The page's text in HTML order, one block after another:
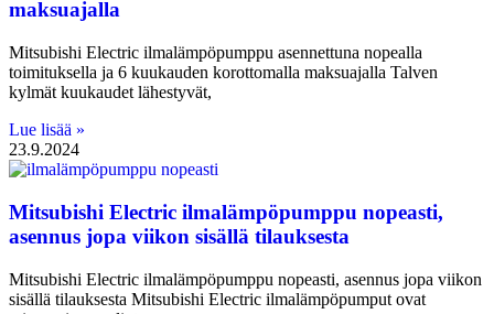
maksuajalla
Mitsubishi Electric ilmalämpöpumppu asennettuna nopealla
toimituksella ja 6 kuukauden korottomalla maksuajalla Talven
kylmät kuukaudet lähestyvät,
Lue lisää »
23.9.2024
Mitsubishi Electric ilmalämpöpumppu nopeasti,
asennus jopa viikon sisällä tilauksesta
Mitsubishi Electric ilmalämpöpumppu nopeasti, asennus jopa viikon
sisällä tilauksesta Mitsubishi Electric ilmalämpöpumput ovat